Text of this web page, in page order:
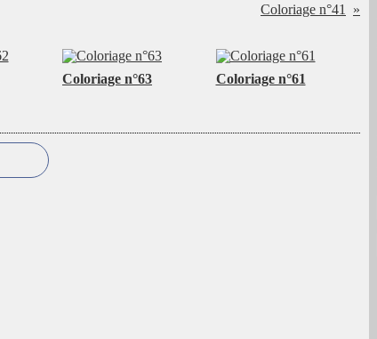
Coloriage n°41
Coloriage n°63 Coloriage n°61